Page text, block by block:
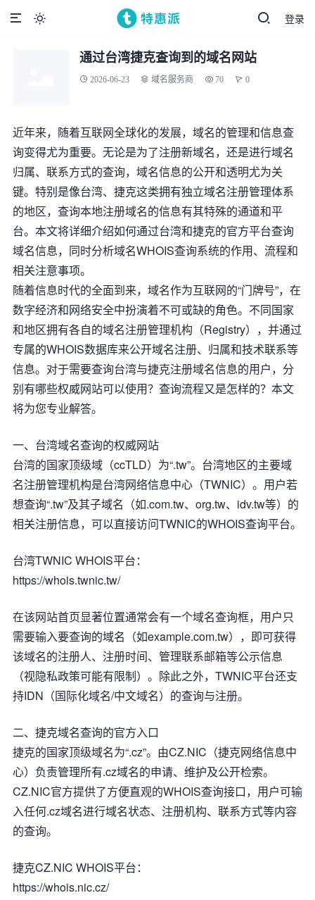
登录

通过台湾捷克查询到的域名网站
2026-06-23 域名服务商 70 0
近年来，随着互联网全球化的发展，域名的管理和信息查
询变得尤为重要。无论是为了注册新域名，还是进行域名
归属、联系方式的查询，域名信息的公开和透明尤为关
键。特别是像台湾、捷克这类拥有独立域名注册管理体系
的地区，查询本地注册域名的信息有其特殊的通道和平
台。本文将详细介绍如何通过台湾和捷克的官方平台查询
域名信息，同时分析域名WHOIS查询系统的作用、流程和
相关注意事项。
随着信息时代的全面到来，域名作为互联网的“门牌号”，在
数字经济和网络安全中扮演着不可或缺的角色。不同国家
和地区拥有各自的域名注册管理机构（Registry），并通过
专属的WHOIS数据库来公开域名注册、归属和技术联系等
信息。对于需要查询台湾与捷克注册域名信息的用户，分
别有哪些权威网站可以使用？查询流程又是怎样的？本文
将为您专业解答。
一、台湾域名查询的权威网站
台湾的国家顶级域（ccTLD）为“.tw”。台湾地区的主要域
名注册管理机构是台湾网络信息中心（TWNIC）。用户若
想查询“.tw”及其子域名（如.com.tw、org.tw、idv.tw等）的
相关注册信息，可以直接访问TWNIC的WHOIS查询平台。
台湾TWNIC WHOIS平台：
https://whois.twnic.tw/
在该网站首页显著位置通常会有一个域名查询框，用户只
需要输入要查询的域名（如example.com.tw），即可获得
该域名的注册人、注册时间、管理联系邮箱等公示信息
（视隐私政策可能有限制）。除此之外，TWNIC平台还支
持IDN（国际化域名/中文域名）的查询与注册。
二、捷克域名查询的官方入口
捷克的国家顶级域名为“.cz”。由CZ.NIC（捷克网络信息中
心）负责管理所有.cz域名的申请、维护及公开检索。
CZ.NIC官方提供了方便直观的WHOIS查询接口，用户可输
入任何.cz域名进行域名状态、注册机构、联系方式等内容
的查询。
捷克CZ.NIC WHOIS平台：
https://whois.nic.cz/